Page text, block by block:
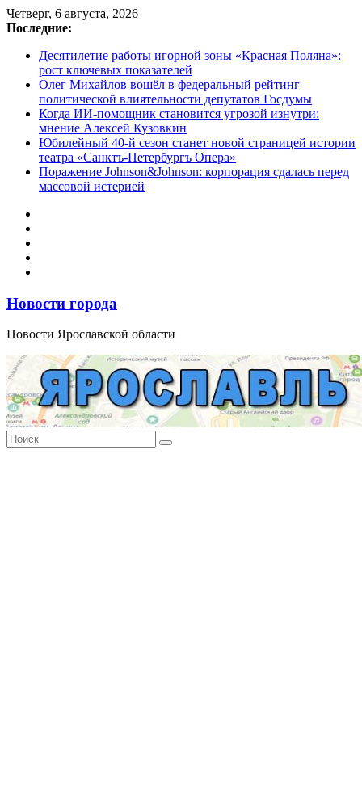
Перейти
к
Четверг, 6 августа, 2026
Последние:
Десятилетие работы игорной зоны «Красная Поляна»:
рост ключевых показателей
Олег Михайлов вошёл в федеральный рейтинг
политической влиятельности депутатов Госдумы
Когда ИИ-помощник становится угрозой изнутри:
мнение Алексей Кузовкин
Юбилейный 40-й сезон станет новой страницей истории
театра «Санктъ-Петербургъ Опера»
Поражение Johnson&Johnson: корпорация сдалась перед
массовой истерией
Новости города
Новости Ярославской области